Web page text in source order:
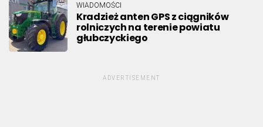
WIADOMOŚCI
Kradzież anten GPS z ciągników
rolniczych na terenie powiatu
głubczyckiego
ADVERTISEMENT